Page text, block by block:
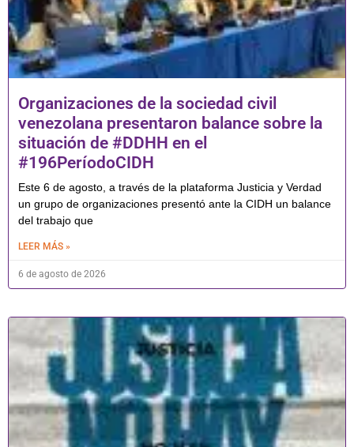
Organizaciones de la sociedad civil
venezolana presentaron balance sobre la
situación de #DDHH en el
#196PeríodoCIDH
Este 6 de agosto, a través de la plataforma Justicia y Verdad
un grupo de organizaciones presentó ante la CIDH un balance
del trabajo que
LEER MÁS »
6 de agosto de 2026